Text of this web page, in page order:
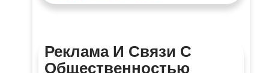
Реклама И Связи С
Общественностью